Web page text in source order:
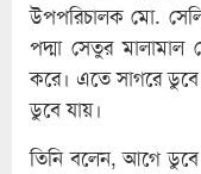
উপপরিচালক মো.
পদ্মা সেতুর মালামাল
করে। এতে সাগরে ডুবে
ডুবে যায়।
তিনি বলেন, আগে ডুবে